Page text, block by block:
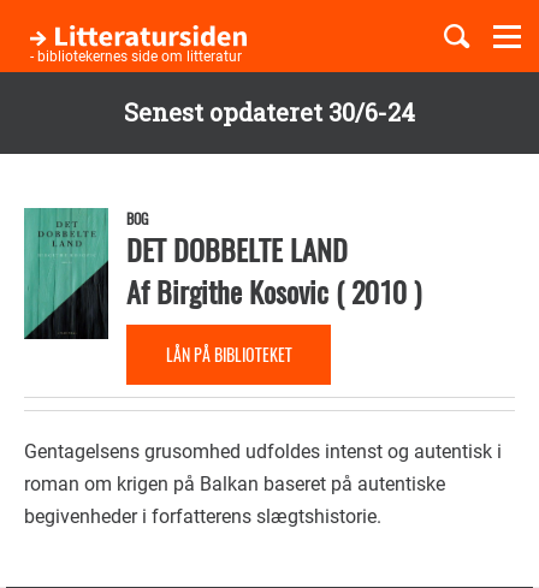
Senest opdateret 30/6-24
hovedindhold
- bibliotekernes side om litteratur
Børnebøger
Temaer
BOG
DET DOBBELTE LAND
AfBirgithe Kosovic(2010)
LÅN PÅ BIBLIOTEKET
Gentagelsens grusomhed udfoldes intenst og autentisk i
roman om krigen på Balkan baseret på autentiske
begivenheder i forfatterens slægtshistorie.